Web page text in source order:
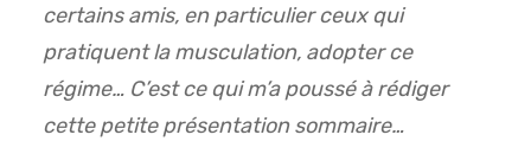
certains amis, en particulier ceux qui
pratiquent la musculation, adopter ce
régime… C’est ce qui m’a poussé à rédiger
cette petite présentation sommaire…